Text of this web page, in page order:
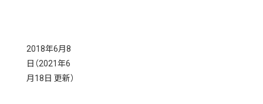
2018年6月8
日 （2021年6
月18日 更新）